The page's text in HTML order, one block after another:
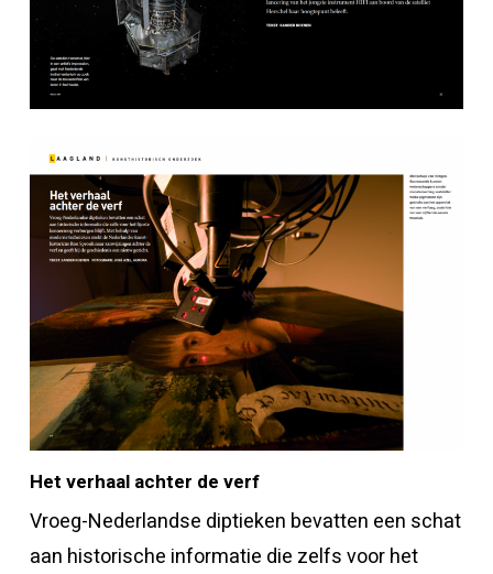
Het verhaal achter de verf
Vroeg-Nederlandse diptieken bevatten een schat
aan historische informatie die zelfs voor het